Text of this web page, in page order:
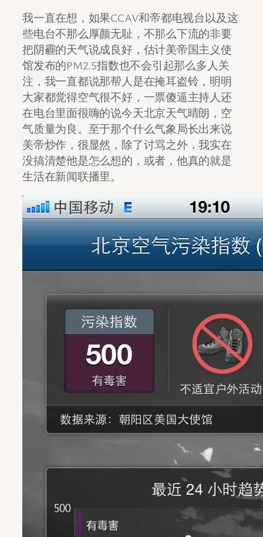
我一直在想，如果CCAV和帝都电视台以及这
些电台不那么厚颜无耻，不那么下流的非要
把阴霾的天气说成良好，估计美帝国主义使
馆发布的PM2.5指数也不会引起那么多人关
注，我一直都说那帮人是在掩耳盗铃，明明
大家都觉得空气很不好，一票傻逼主持人还
在电台里面很嗨的说今天北京天气晴朗，空
气质量为良。至于那个什么气象局长出来说
美帝炒作，很显然，除了讨骂之外，我实在
没搞清楚他是怎么想的，或者，他真的就是
生活在新闻联播里。